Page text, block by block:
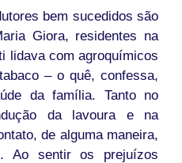
bem sucedidos são
Giora, residentes na
lidava com agroquímicos
– o quê, confessa,
da família. Tanto no
da lavoura e na
de alguma maneira,
Ao sentir os prejuízos